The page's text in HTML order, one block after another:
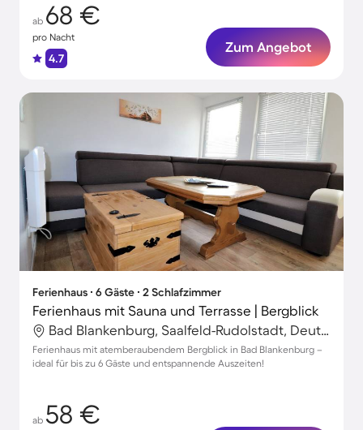
ab 68 €
pro Nacht
4.7
Zum Angebot
Ferienhaus ∙ 6 Gäste ∙ 2 Schlafzimmer
Ferienhaus mit Sauna und Terrasse | Bergblick
Bad Blankenburg, Saalfeld-Rudolstadt, Deutschland
Ferienhaus mit atemberaubendem Bergblick in Bad Blankenburg –
ideal für bis zu 6 Gäste und entspannende Auszeiten!
ab 58 €